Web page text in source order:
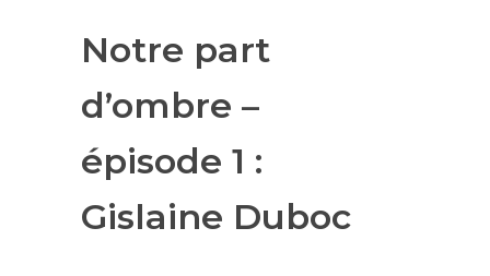
Notre part
d’ombre –
épisode 1 :
Gislaine Duboc